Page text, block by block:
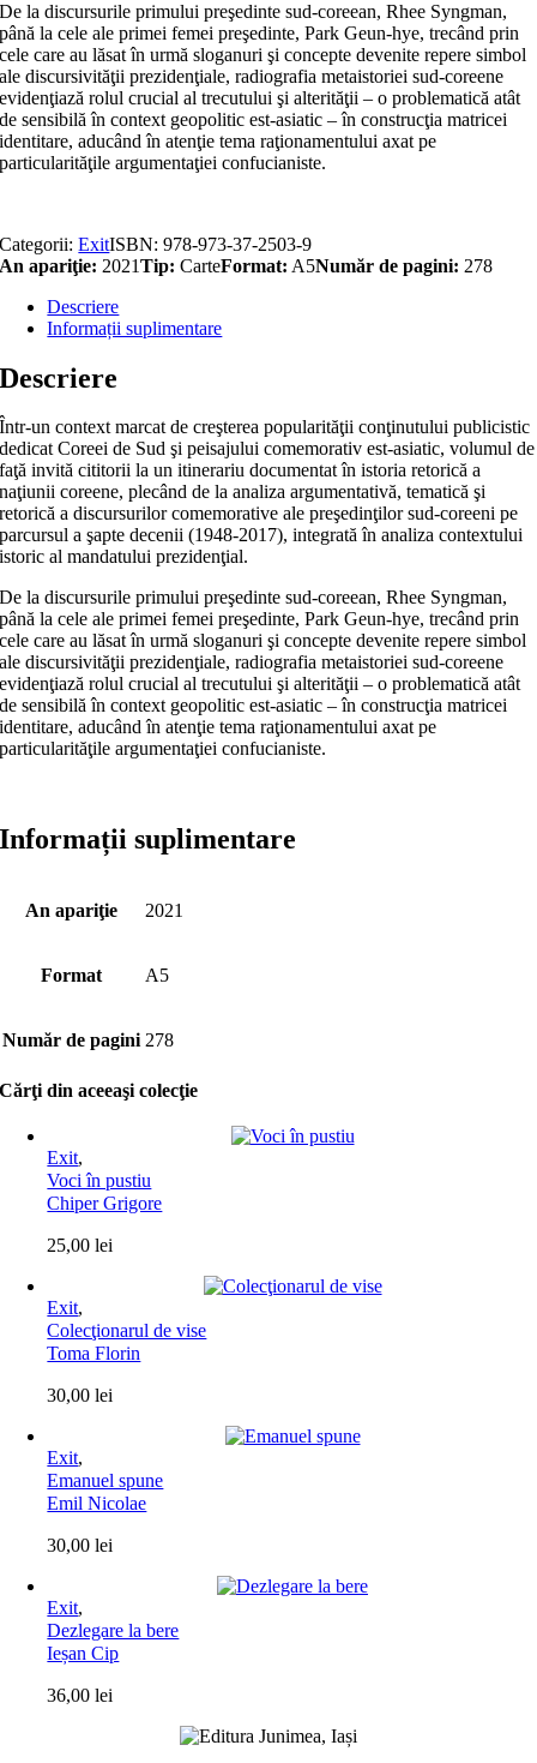
De la discursurile primului preşedinte sud-coreean, Rhee Syngman,
până la cele ale primei femei preşedinte, Park Geun-hye, trecând prin
cele care au lăsat în urmă sloganuri şi concepte devenite repere simbol
ale discursivităţii prezidenţiale, radiografia metaistoriei sud-coreene
evidenţiază rolul crucial al trecutului şi alterităţii – o problematică atât
de sen­sibilă în context geopolitic est-asiatic – în construcţia matricei
identitare, aducând în atenţie tema raţiona­mentului axat pe
particularităţile argumentaţiei confucianiste.
Categorii:ExitISBN:978-973-37-2503-9
An apariţie: 2021Tip: CarteFormat: A5Număr de pagini: 278
Descriere
Informații suplimentare
Descriere
Într-un context marcat de creşterea popularităţii conţinutului publicistic
dedicat Coreei de Sud şi peisajului comemorativ est-asiatic, volumul de
faţă invită cititorii la un itinerariu documentat în istoria retorică a
naţiunii coreene, plecând de la analiza argumentativă, tematică şi
retorică a discursurilor come­morative ale preşedinţilor sud-coreeni pe
parcursul a şapte decenii (1948-2017), integrată în analiza contextului
istoric al mandatului prezidenţial.
De la discursurile primului preşedinte sud-coreean, Rhee Syngman,
până la cele ale primei femei preşedinte, Park Geun-hye, trecând prin
cele care au lăsat în urmă sloganuri şi concepte devenite repere simbol
ale discursivităţii prezidenţiale, radiografia metaistoriei sud-coreene
evidenţiază rolul crucial al trecutului şi alterităţii – o problematică atât
de sen­sibilă în context geopolitic est-asiatic – în construcţia matricei
identitare, aducând în atenţie tema raţiona­mentului axat pe
particularităţile argumentaţiei confucianiste.
Informații suplimentare
An apariţie 2021
Format A5
Număr de pagini 278
Cărţi din aceeaşi colecţie
Exit,
Voci în pustiu
Chiper Grigore
25,00lei
Exit,
Colecţionarul de vise
Toma Florin
30,00lei
Exit,
Emanuel spune
Emil Nicolae
30,00lei
Exit,
Dezlegare la bere
Ieșan Cip
36,00lei